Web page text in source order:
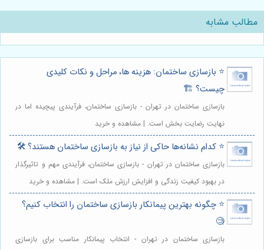
مطالب مشابه
⭐️ بازسازی ساختمان: هزینه ها، مراحل و نکات کلیدی
چیست؟ 🏗️
بازسازی ساختمان در تهران - بازسازی ساختمان، فرآیندی پیچیده اما در
نهایت رضایت بخش است. | مشاهده و خرید
⭐️ کدام نشانه‌ها حاکی از نیاز به بازسازی ساختمان هستند؟ 🛠️
بازسازی ساختمان در تهران - بازسازی ساختمان، فرآیندی مهم و تاثیرگذار
در بهبود کیفیت زندگی و افزایش ارزش ملک است. | مشاهده و خرید
⭐️ چگونه بهترین پیمانکار بازسازی ساختمان را انتخاب کنیم؟
🧐
بازسازی ساختمان در تهران - انتخاب پیمانکار مناسب برای بازسازی